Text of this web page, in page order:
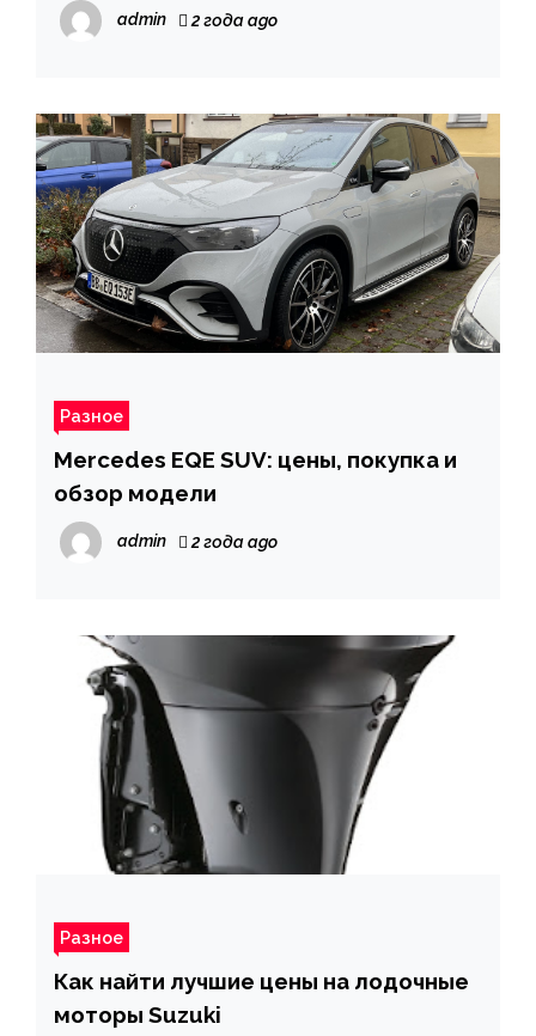
admin 2 года ago
Разное
Mercedes EQE SUV: цены, покупка и
обзор модели
admin 2 года ago
Разное
Как найти лучшие цены на лодочные
моторы Suzuki